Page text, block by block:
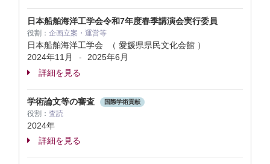
日本船舶海洋工学会令和7年度春季講演会実行委員
役割： 企画立案・運営等
日本船舶海洋工学会 （ 愛媛県県民文化会館 ）
2024年11月
-
2025年6月
詳細を見る
学術論文等の審査 国際学術貢献
役割： 査読
2024年
詳細を見る